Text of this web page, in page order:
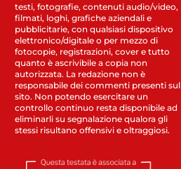
testi, fotografie, contenuti audio/video,
filmati, loghi, grafiche aziendali e
pubblicitarie, con qualsiasi dispositivo
elettronico/digitale o per mezzo di
fotocopie, registrazioni, cover e tutto
quanto è ascrivibile a copia non
autorizzata. La redazione non è
responsabile dei commenti presenti sul
sito. Non potendo esercitare un
controllo continuo resta disponibile ad
eliminarli su segnalazione qualora gli
stessi risultano offensivi e oltraggiosi.